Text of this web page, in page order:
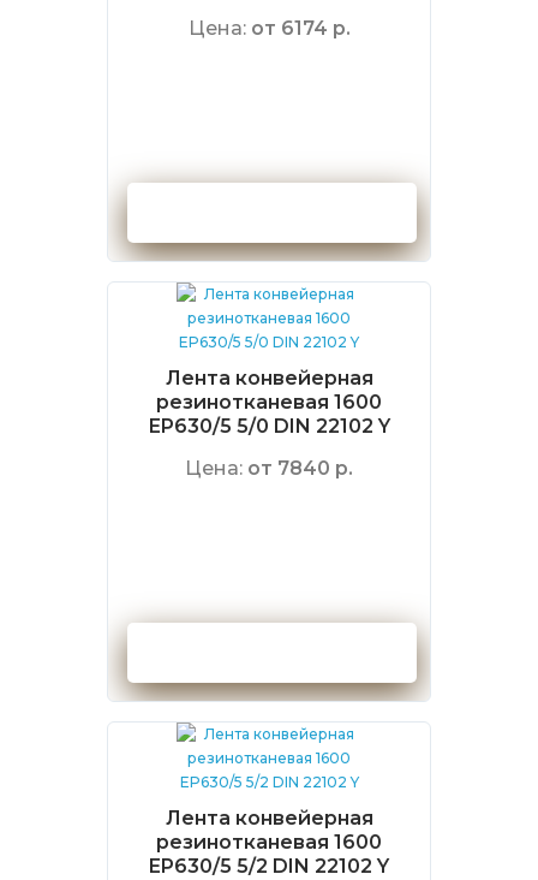
Цена: от 6174 р.
Лента конвейерная
резинотканевая 1600
EP630/5 5/0 DIN 22102 Y
Цена: от 7840 р.
Лента конвейерная
резинотканевая 1600
EP630/5 5/2 DIN 22102 Y